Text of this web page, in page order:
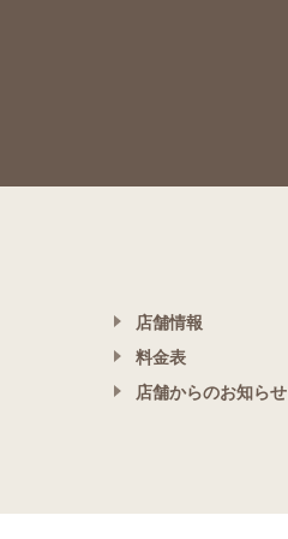
店舗情報
料金表
店舗からのお知らせ